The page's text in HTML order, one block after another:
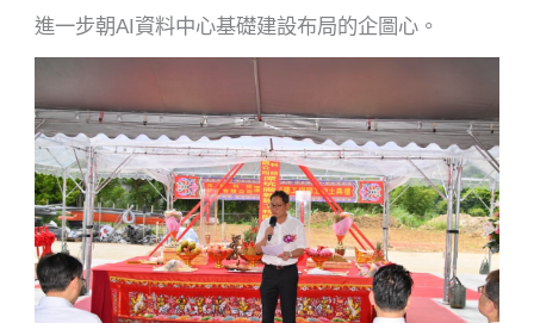
進一步朝AI資料中心基礎建設布局的企圖心。